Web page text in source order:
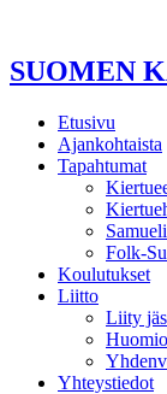
SUOMEN
Etusivu
Ajankohtaista
Tapahtumat
Folk-
Koulutukset
Liitto
Liity
Yhteystiedot